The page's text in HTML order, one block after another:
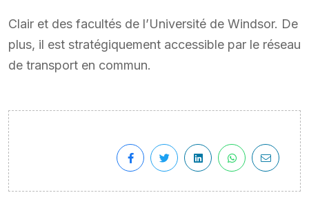
Clair et des facultés de l’Université de Windsor. De
plus, il est stratégiquement accessible par le réseau
de transport en commun.